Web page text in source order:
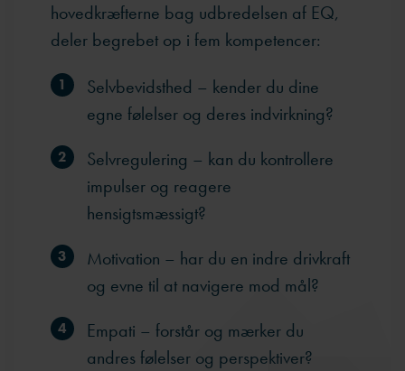
hovedkræfterne bag udbredelsen af EQ,
deler begrebet op i fem kompetencer:
Selvbevidsthed – kender du dine
egne følelser og deres indvirkning?
Selvregulering – kan du kontrollere
impulser og reagere
hensigtsmæssigt?
Motivation – har du en indre drivkraft
og evne til at navigere mod mål?
Empati – forstår og mærker du
andres følelser og perspektiver?